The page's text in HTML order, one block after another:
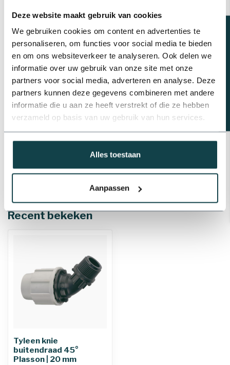
Deze website maakt gebruik van cookies
We gebruiken cookies om content en advertenties te
personaliseren, om functies voor social media te bieden
en om ons websiteverkeer te analyseren. Ook delen we
informatie over uw gebruik van onze site met onze
partners voor social media, adverteren en analyse. Deze
partners kunnen deze gegevens combineren met andere
informatie die u aan ze heeft verstrekt of die ze hebben
verzameld op basis van uw gebruik van hun services.
Alles toestaan
Aanpassen
Plasson Tyleen t-stuk
binnendraad | 40 t/m 110 mm
Op voorraad
€11,94
Plasson Tyleen verloop T-stuk |
20 t/m 75 mm
€4,79
Professioneel advies
Advies nodig van de beregeningsspecialist?
740 032.
Recent bekeken
Tyleen knie
buitendraad 45°
Plasson | 20 mm
Beregeningsplan?